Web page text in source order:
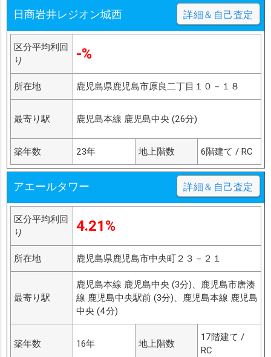
日商岩井レジオン城西 詳細＆自己査定
区分平均利回
り
-%
所在地 鹿児島県鹿児島市原良二丁目１０－１８
最寄り駅 鹿児島本線 鹿児島中央 (26分)
築年数 23年 地上階数 6階建て / RC
アエールタワー 詳細＆自己査定
区分平均利回
り
4.21%
所在地 鹿児島県鹿児島市中央町２３－２１
最寄り駅
鹿児島本線 鹿児島中央 (3分)、鹿児島市唐湊
線 鹿児島中央駅前 (3分)、鹿児島本線 鹿児島
中央 (4分)
築年数 16年 地上階数
17階建て /
RC